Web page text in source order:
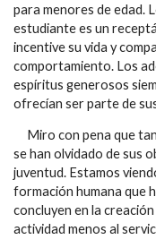
para menores de edad.
estudiante es un
incentive su vida y
comportamiento. Los
espíritus generosos
ofrecían ser parte de
Miro con pena que
se han olvidado de sus
juventud. Estamos
formación humana que
concluyen en la
actividad menos al